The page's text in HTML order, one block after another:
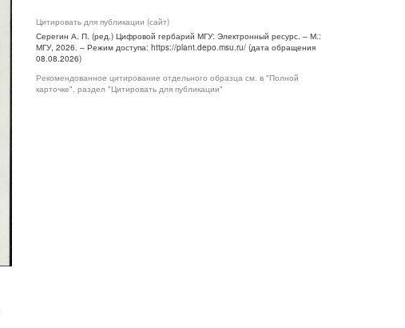
Цитировать для публикации (сайт)
Серегин А. П. (ред.) Цифровой гербарий МГУ: Электронный ресурс. – М.:
МГУ, 2026. – Режим доступа: https://plant.depo.msu.ru/ (дата обращения
08.08.2026)
Рекомендованное цитирование отдельного образца см. в "Полной
карточке", раздел "Цитировать для публикации"